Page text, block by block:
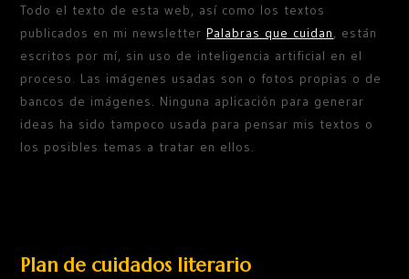
Todo el texto de esta web, así como los textos
publicados en mi newsletterPalabras que cuidan, están
escritos por mí, sin uso de inteligencia artificial en el
proceso. Las imágenes usadas son o fotos propias o de
bancos de imágenes. Ninguna aplicación para generar
ideas ha sido tampoco usada para pensar mis textos o
los posibles temas a tratar en ellos.
Plan de cuidados literario